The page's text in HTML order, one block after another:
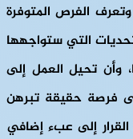
وتعرف الفرص المتوفرة
التي ستواجهها
وأن تحيل العمل إلى
فرصة حقيقة تبرهن
إلى عبء إضافي